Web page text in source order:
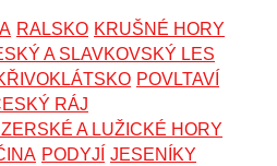
RALSKO KRUŠNÉ HORY
A SLAVKOVSKÝ LES
POVLTAVÍ
RÁJ
A LUŽICKÉ HORY
PODYJÍ JESENÍKY